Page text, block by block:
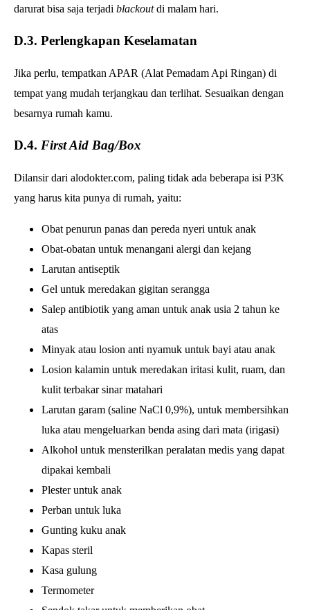
darurat bisa saja terjadi blackoutdi malam hari.
D.3. Perlengkapan Keselamatan
Jika perlu, tempatkan APAR (Alat Pemadam Api Ringan) di
tempat yang mudah terjangkau dan terlihat. Sesuaikan dengan
besarnya rumah kamu.
D.4. First Aid Bag/Box
Dilansir dari alodokter.com, paling tidak ada beberapa isi P3K
yang harus kita punya di rumah, yaitu:
Obat penurun panas dan pereda nyeri untuk anak
Obat-obatan untuk menangani alergi dan kejang
Larutan antiseptik
Gel untuk meredakan gigitan serangga
Salep antibiotik yang aman untuk anak usia 2 tahun ke
atas
Minyak atau losion anti nyamuk untuk bayi atau anak
Losion kalamin untuk meredakan iritasi kulit, ruam, dan
kulit terbakar sinar matahari
Larutan garam (saline NaCl 0,9%), untuk membersihkan
luka atau mengeluarkan benda asing dari mata (irigasi)
Alkohol untuk mensterilkan peralatan medis yang dapat
dipakai kembali
Plester untuk anak
Perban untuk luka
Gunting kuku anak
Kapas steril
Kasa gulung
Termometer